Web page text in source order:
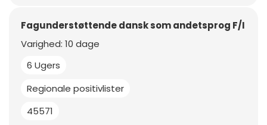
Fagunderstøttende dansk som andetsprog F/I
6 Ugers
Regionale positivlister
45571
Varighed: 10 dage